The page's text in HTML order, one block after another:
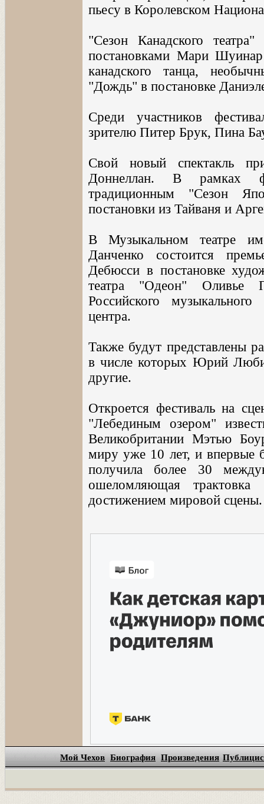
пьесу в Королевском
"Сезон Канадского
постановками Мари
канадского танца,
"Дождь" в постановке
Среди участников
зрителю Питер Брук, Пина
Свой новый спектакль
Доннеллан. В рамках
традиционным "Сезон
постановки из Тайваня и
В Музыкальном театре
Данченко состоится
Дебюсси в постановке
театра "Одеон" Оливье
Российского
центра.
Также будут представлены
в числе которых Юрий
другие.
Откроется фестиваль на
"Лебединым озером"
Великобритании Мэтью
миру уже 10 лет, и впервые
получила более 30
ошеломляющая трактовка
достижением мировой сцены.
Мой Чехов Биография Произведения